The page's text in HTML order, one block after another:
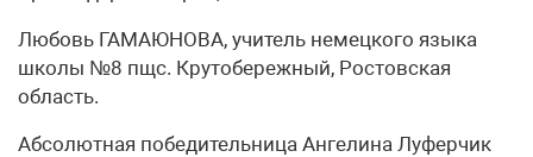
Любовь ГАМАЮНОВА, учитель немецкого языка
школы №8 пщс. Крутобережный, Ростовская
область.
Абсолютная победительница Ангелина Луферчик